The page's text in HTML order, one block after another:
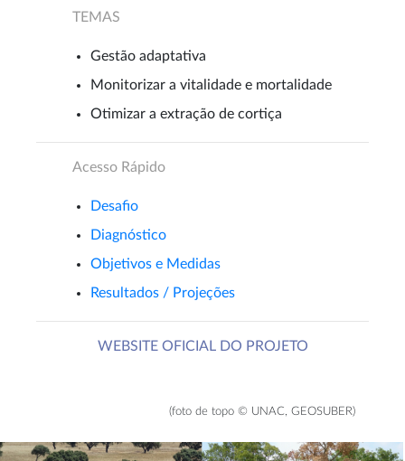
TEMAS
Gestão adaptativa
Monitorizar a vitalidade e mortalidade
Otimizar a extração de cortiça
Acesso Rápido
Desafio
Diagnóstico
Objetivos e Medidas
Resultados / Projeções
WEBSITE OFICIAL DO PROJETO
(foto de topo © UNAC, GEOSUBER)